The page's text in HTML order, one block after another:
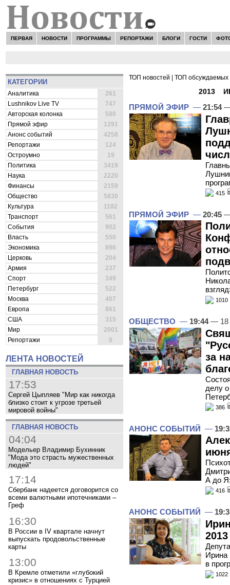
ПЕРВАЯ НОВОСТИ ПРОГРАММЫ РЕПОРТАЖИ БЛОГИ ГОСТИ
КАТЕГОРИИ
Аналитика
261
Lushnikov Live TV
747
Авторская колонка
580
Прямой эфир
1291
Анонс событий
4258
Репортажи
124
Остроумно
19
Политика
3419
Наука
2220
Финансы
2159
Общество
5830
Культура
1182
Транспорт
561
События
902
Власть
550
Экономика
896
Церковь
204
Армия
237
Спорт
349
Петербург
522
Москва
407
Европа
861
США
315
Мир
2001
Репортажи
0
ЛЕНТА НОВОСТЕЙ
ГЛАВНАЯ НОВОСТЬ
17:53
Сергей Цыпляев "Мир как никогда
близко стоит к угрозе третьей
мировой войны"
ГЛАВНАЯ НОВОСТЬ
04:04
Модельер Владимир Бухинник
"Мода это страсть мужественных
людей"
17:14
Сбербанк надеется договорится со
всеми валютными ипотечниками –
Греф
16:30
В России в IV квартале начнут
выпускать продовольственные
карты
13:00
В Кремле отметили «глубокий
кризис» в отношениях с Турцией
ТОП новостей ТОП обсуждаемых
2013
ПРЯМОЙ ЭФИР — 21:54—
415
ПРЯМОЙ ЭФИР — 20:45 —
1010
ОБЩЕСТВО — 19:44— 18
за
делу
386
АНОНС СОБЫТИЙ —
А до
416
АНОНС СОБЫТИЙ —
Ирина
в
1022